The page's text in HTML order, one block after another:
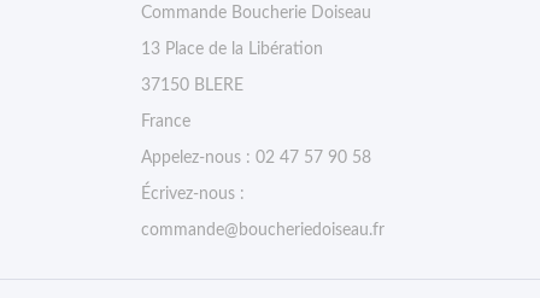
Commande Boucherie Doiseau
13 Place de la Libération
37150 BLERE
France
Appelez-nous : 02 47 57 90 58
Écrivez-nous :
commande@boucheriedoiseau.fr